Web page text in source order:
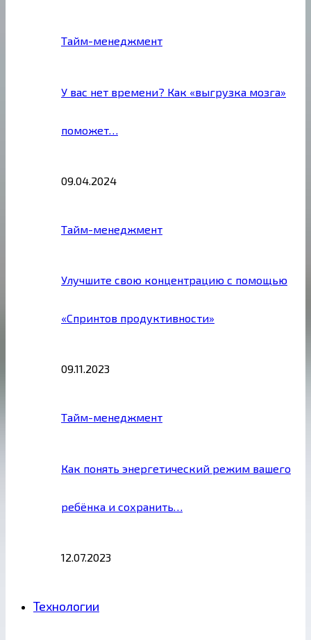
Тайм-менеджмент
У вас нет времени? Как «выгрузка мозга»
поможет…
09.04.2024
Тайм-менеджмент
Улучшите свою концентрацию с помощью
«Спринтов продуктивности»
09.11.2023
Тайм-менеджмент
Как понять энергетический режим вашего
ребёнка и сохранить…
12.07.2023
Технологии